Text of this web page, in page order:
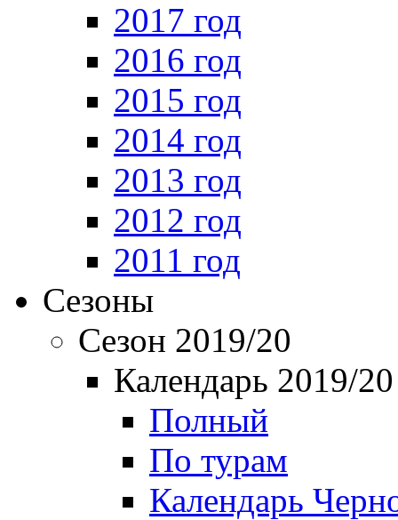
2017 год
2016 год
2015 год
2014 год
2013 год
2012 год
2011 год
Сезоны
Сезон 2019/20
Календарь 2019/20
Полный
По турам
Календарь